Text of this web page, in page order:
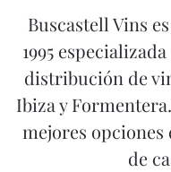
Buscastell Vins
1995
distribución de
Ibiza y
mejores
de